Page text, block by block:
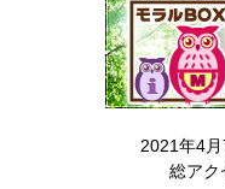
2021年4
総アク